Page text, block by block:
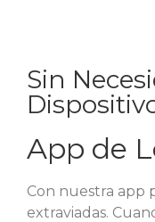
Sin
App de
Con nuestra app
extraviadas.